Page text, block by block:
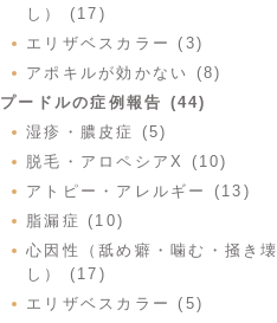
し） (17)
エリザベスカラー (3)
アポキルが効かない (8)
プードルの症例報告 (44)
湿疹・膿皮症 (5)
脱毛・アロペシアX (10)
アトピー・アレルギー (13)
脂漏症 (10)
心因性（舐め癖・噛む・掻き壊
し） (17)
エリザベスカラー (5)